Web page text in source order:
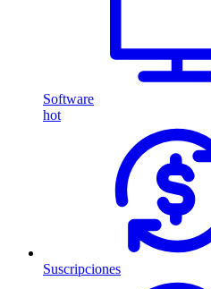
Software
hot
Suscripciones